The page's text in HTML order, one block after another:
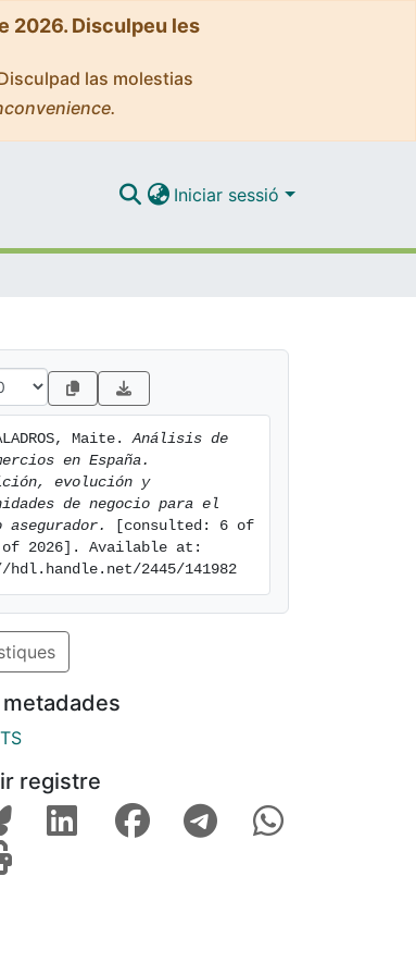
2026. Disculpeu les
las molestias
Iniciar sessió
Maite. Análisis de
en España.
evolución y
de negocio para el
asegurador.
[consulted: 6 of
of 2026]. Available at:
2445/141982
registre